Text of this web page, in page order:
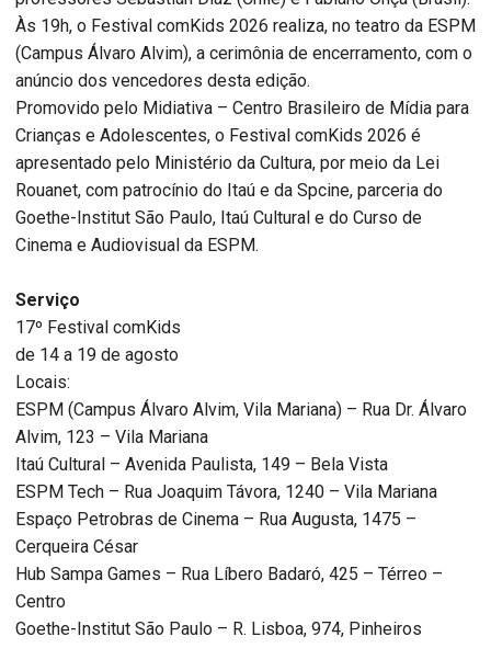
Às 19h, o Festival comKids 2026 realiza, no teatro da ESPM
(Campus Álvaro Alvim), a cerimônia de encerramento, com o
anúncio dos vencedores desta edição.
Promovido pelo Midiativa – Centro Brasileiro de Mídia para
Crianças e Adolescentes, o Festival comKids 2026 é
apresentado pelo Ministério da Cultura, por meio da Lei
Rouanet, com patrocínio do Itaú e da Spcine, parceria do
Goethe-Institut São Paulo, Itaú Cultural e do Curso de
Cinema e Audiovisual da ESPM.
Serviço
17º Festival comKids
de 14 a 19 de agosto
Locais:
ESPM (Campus Álvaro Alvim, Vila Mariana) – Rua Dr. Álvaro
Alvim, 123 – Vila Mariana
Itaú Cultural – Avenida Paulista, 149 – Bela Vista
ESPM Tech – Rua Joaquim Távora, 1240 – Vila Mariana
Espaço Petrobras de Cinema – Rua Augusta, 1475 –
Cerqueira César
Hub Sampa Games – Rua Líbero Badaró, 425 – Térreo –
Centro
Goethe-Institut São Paulo – R. Lisboa, 974, Pinheiros